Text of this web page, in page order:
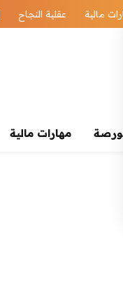
مالية عقلية النجاح
مهارات مالية